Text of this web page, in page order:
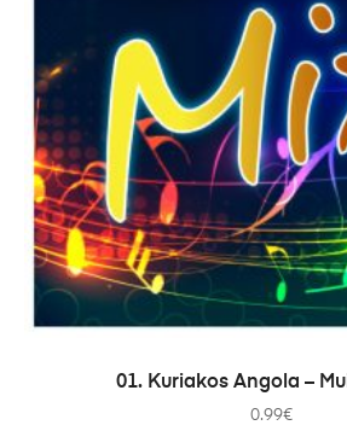
ADICIONAR
01. Kuriakos Angola –
0.99€